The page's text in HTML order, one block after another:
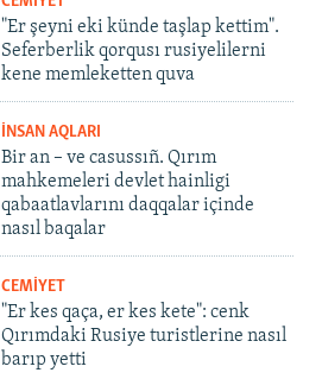
"Er şeyni eki künde taşlap kettim".
Seferberlik qorqusı rusiyelilerni
kene memleketten quva
İNSAN AQLARI
Bir an – ve casussıñ. Qırım
mahkemeleri devlet hainligi
qabaatlavlarını daqqalar içinde
nasıl baqalar
CEMİYET
"Er kes qaça, er kes kete": cenk
Qırımdaki Rusiye turistlerine nasıl
barıp yetti